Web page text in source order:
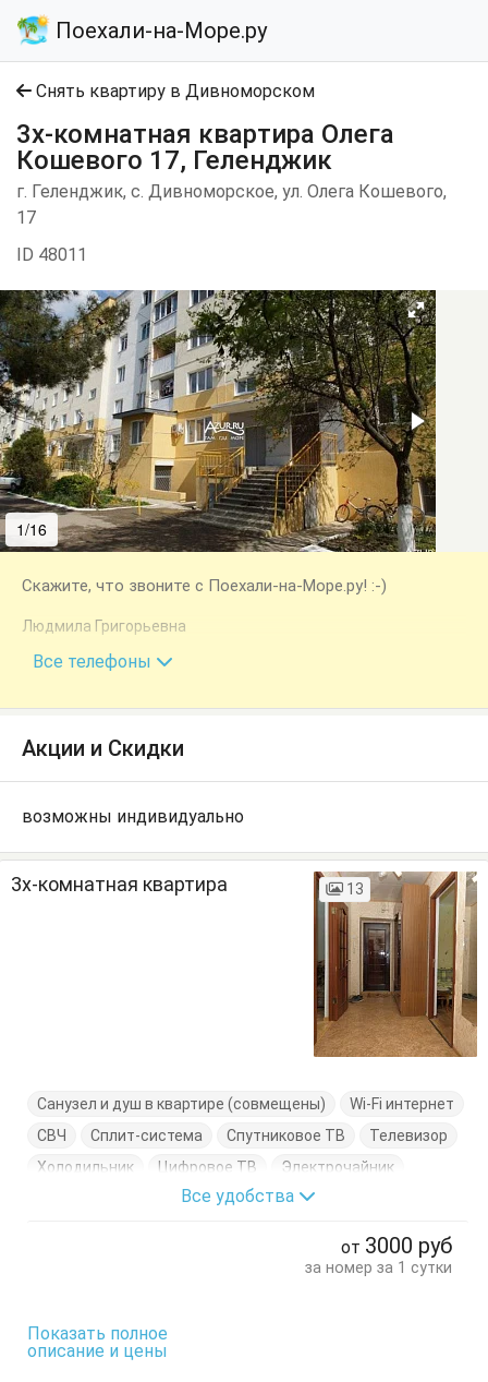
Поехали-на-Море.ру
Снять квартиру в Дивноморском
3х-комнатная квартира Олега
Кошевого 17, Геленджик
г. Геленджик, с. Дивноморское, ул. Олега Кошевого,
17
ID 48011
1/16
Скажите, что звоните с Поехали-на-Море.ру! :-)
Людмила Григорьевна
+7 (928) 403-59-14
Все телефоны
Акции и Скидки
возможны индивидуально
3х-комнатная квартира 13
Санузел и душ в квартире (совмещены)
Wi-Fi интернет
СВЧ
Сплит-система Спутниковое ТВ
Телевизор
Холодильник
Цифровое ТВ
Электрочайник
Диван-кровать
Кровать двуспальная
Стулья
Все удобства
от 3000 руб
за номер за 1 сутки
Показать полное
описание и цены